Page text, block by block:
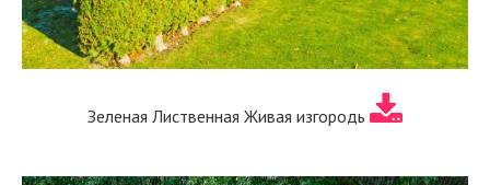
Зеленая Лиственная Живая изгородь